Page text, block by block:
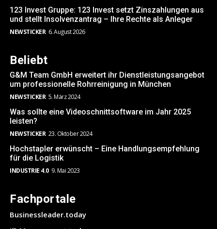
123 Invest Gruppe: 123 Invest setzt Zinszahlungen aus
und stellt Insolvenzantrag – Ihre Rechte als Anleger
NEWSTICKER 6. August 2026
Beliebt
G&M Team GmbH erweitert ihr Dienstleistungsangebot
um professionelle Rohrreinigung in München
NEWSTICKER 5. März 2024
Was sollte eine Videoschnittsoftware im Jahr 2025
leisten?
NEWSTICKER 23. Oktober 2024
Hochstapler erwünscht – Eine Handlungsempfehlung
für die Logistik
INDUSTRIE 4.0 9. Mai 2023
Fachportale
Businessleader.today